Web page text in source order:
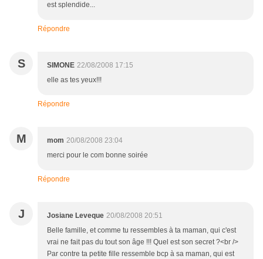
est splendide...
Répondre
S SIMONE 22/08/2008 17:15
elle as tes yeux!!!
Répondre
M mom 20/08/2008 23:04
merci pour le com bonne soirée
Répondre
J Josiane Leveque 20/08/2008 20:51
Belle famille, et comme tu ressembles à ta maman, qui c'est
vrai ne fait pas du tout son âge !!! Quel est son secret ?<br />
Par contre ta petite fille ressemble bcp à sa maman, qui est